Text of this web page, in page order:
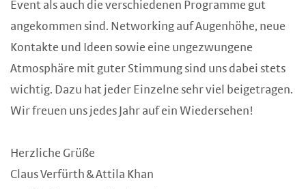
Event als auch die verschiedenen Programme gut
angekommen sind. Networking auf Augenhöhe, neue
Kontakte und Ideen sowie eine ungezwungene
Atmosphäre mit guter Stimmung sind uns dabei stets
wichtig. Dazu hat jeder Einzelne sehr viel beigetragen.
Wir freuen uns jedes Jahr auf ein Wiedersehen!
Herzliche Grüße
Claus Verfürth & Attila Khan